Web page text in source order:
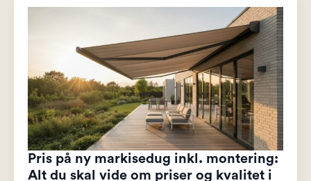
Pris på ny markisedug inkl. montering:
Alt du skal vide om priser og kvalitet i